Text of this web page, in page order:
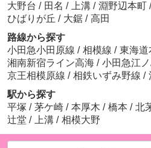
大野台 / 田名 / 上溝 / 淵野辺本町 /
ひばりが丘 / 大鋸 / 高田
路線から探す
小田急小田原線 / 相模線 / 東海道
湘南新宿ライン高海 / 小田急江
京王相模原線 / 相鉄いずみ野線 /
駅から探す
平塚 / 茅ケ崎 / 本厚木 / 橋本 / 北
辻堂 / 上溝 / 相模大野